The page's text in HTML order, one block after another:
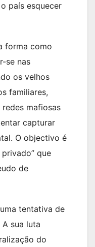
país esquecer
forma como
se nas
os velhos
familiares,
mafiosas
capturar
O objectivo é
que
de
tentativa de
sua luta
do